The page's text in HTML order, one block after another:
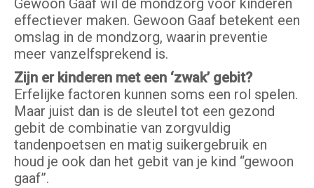
Gewoon Gaaf wil de mondzorg voor kinderen
effectiever maken. Gewoon Gaaf betekent een
omslag in de mondzorg, waarin preventie
meer vanzelfsprekend is.
Zijn er kinderen met een ‘zwak’ gebit?
Erfelijke factoren kunnen soms een rol spelen.
Maar juist dan is de sleutel tot een gezond
gebit de combinatie van zorgvuldig
tandenpoetsen en matig suikergebruik en
houd je ook dan het gebit van je kind “gewoon
gaaf”.